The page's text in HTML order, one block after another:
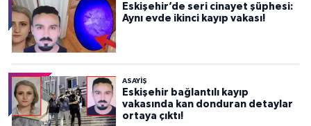
Eskişehir’de seri cinayet şüphesi:
Aynı evde ikinci kayıp vakası!
ASAYİŞ
Eskişehir bağlantılı kayıp
vakasında kan donduran detaylar
ortaya çıktı!